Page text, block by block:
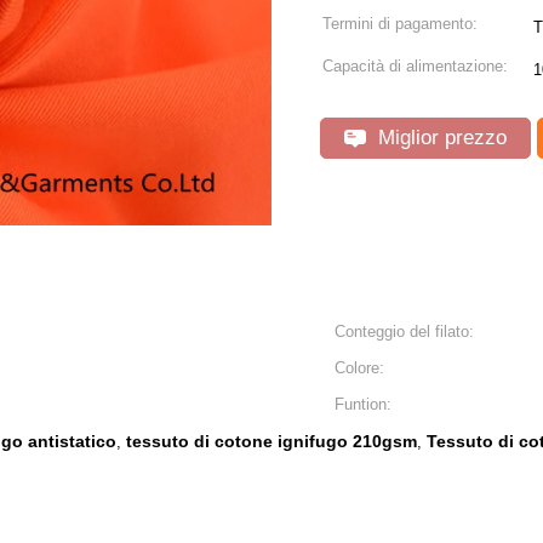
Termini di pagamento:
Capacità di alimentazione:
Miglior prezzo
Conteggio del filato:
Colore:
Funtion:
antistatico, tessuto di cotone ignifugo 210gsm, Tessuto di